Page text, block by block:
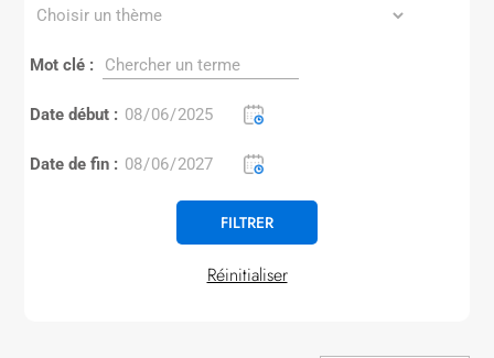
Mot clé :
Date début :
Date de fin :
Réinitialiser